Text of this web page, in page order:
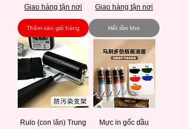
Giao hàng tận nơi
Thêm vào giỏ hàng
Giao hàng tận nơi
Hết tồn kho
Rulo (con lăn) Trung
Mực in gốc dầu